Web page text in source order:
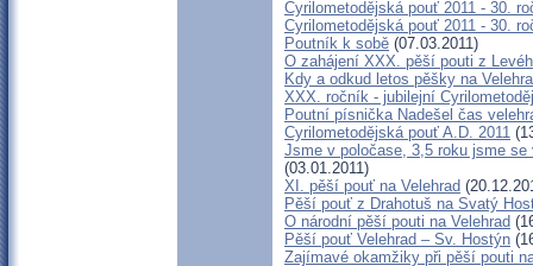
Cyrilometodějská pouť 2011 - 30.
Cyrilometodějská pouť 2011 - 30.
Poutník k sobě (07.03.2011)
O zahájení XXX. pěší pouti z
Kdy a odkud letos pěšky na
XXX. ročník - jubilejní
Poutní písnička Nadešel čas
Cyrilometodějská pouť A.D. 2011
Jsme v poločase, 3,5 roku jsme
(03.01.2011)
XI. pěší pouť na Velehrad
Pěší pouť z Drahotuš na Svatý
O národní pěší pouti na Velehrad
Pěší pouť Velehrad – Sv. Hostýn
Zajímavé okamžiky při pěší pouti